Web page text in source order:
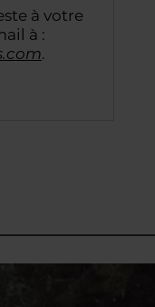
à votre
à :
.